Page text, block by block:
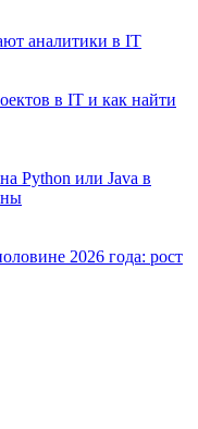
аналитики в IT
в IT и как найти
Python или Java в
2026 года: рост